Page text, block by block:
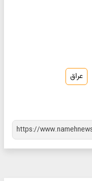
عراق